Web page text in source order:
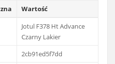
Wartość
Jotul F378 Ht Advance
Czarny Lakier
2cb91ed5f7dd